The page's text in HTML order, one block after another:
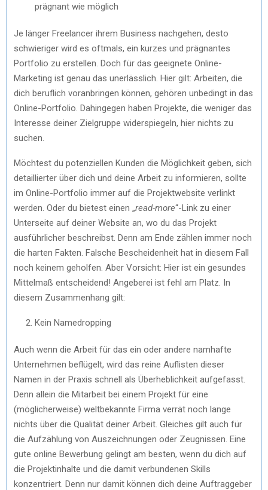
prägnant wie möglich
Je länger Freelancer ihrem Business nachgehen, desto
schwieriger wird es oftmals, ein kurzes und prägnantes
Portfolio zu erstellen. Doch für das geeignete Online-
Marketing ist genau das unerlässlich. Hier gilt: Arbeiten, die
dich beruflich voranbringen können, gehören unbedingt in das
Online-Portfolio. Dahingegen haben Projekte, die weniger das
Interesse deiner Zielgruppe widerspiegeln, hier nichts zu
suchen.
Möchtest du potenziellen Kunden die Möglichkeit geben, sich
detaillierter über dich und deine Arbeit zu informieren, sollte
im Online-Portfolio immer auf die Projektwebsite verlinkt
werden. Oder du bietest einen „read-more“-Link zu einer
Unterseite auf deiner Website an, wo du das Projekt
ausführlicher beschreibst. Denn am Ende zählen immer noch
die harten Fakten. Falsche Bescheidenheit hat in diesem Fall
noch keinem geholfen. Aber Vorsicht: Hier ist ein gesundes
Mittelmaß entscheidend! Angeberei ist fehl am Platz. In
diesem Zusammenhang gilt:
Kein Namedropping
Auch wenn die Arbeit für das ein oder andere namhafte
Unternehmen beflügelt, wird das reine Auflisten dieser
Namen in der Praxis schnell als Überheblichkeit aufgefasst.
Denn allein die Mitarbeit bei einem Projekt für eine
(möglicherweise) weltbekannte Firma verrät noch lange
nichts über die Qualität deiner Arbeit. Gleiches gilt auch für
die Aufzählung von Auszeichnungen oder Zeugnissen. Eine
gute online Bewerbung gelingt am besten, wenn du dich auf
die Projektinhalte und die damit verbundenen Skills
konzentriert. Denn nur damit können dich deine Auftraggeber